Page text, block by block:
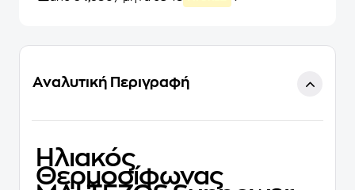
Αναλυτική Περιγραφή
Ηλιακός
Θερμοσίφωνας